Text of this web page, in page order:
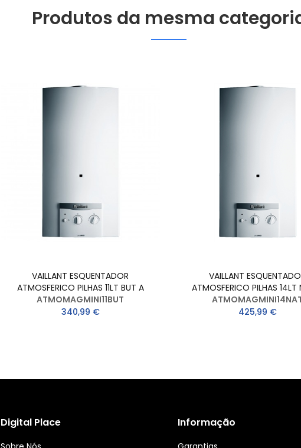
Produtos da mesma
VAILLANT ESQUENTADOR
ATMOSFERICO PILHAS 11LT BUT A
ATMOMAGMINI11BUT
340,99 €
VAILLANT
ATMOSFERICO PILHAS 14LT
425,99 €
Digital Place Informação